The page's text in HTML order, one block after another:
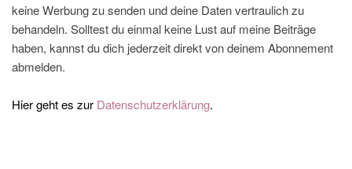
keine Werbung zu senden und deine Daten vertraulich zu
behandeln. Solltest du einmal keine Lust auf meine Beiträge
haben, kannst du dich jederzeit direkt von deinem Abonnement
abmelden.
Hier geht es zur Datenschutzerklärung.